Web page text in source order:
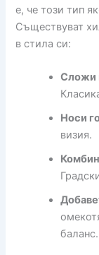
е, че този тип
Съществуват
в стила си:
Сложи
Носи
визия.
баланс.